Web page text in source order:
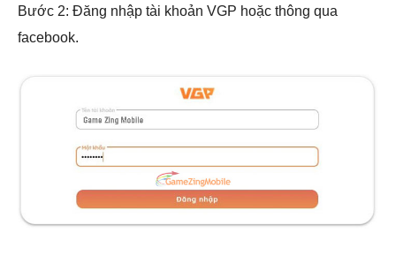
Bước 2: Đăng nhập tài khoản VGP hoặc thông qua
facebook.